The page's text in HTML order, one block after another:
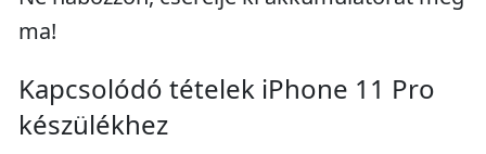
ma!
Kapcsolódó tételek iPhone 11 Pro
készülékhez